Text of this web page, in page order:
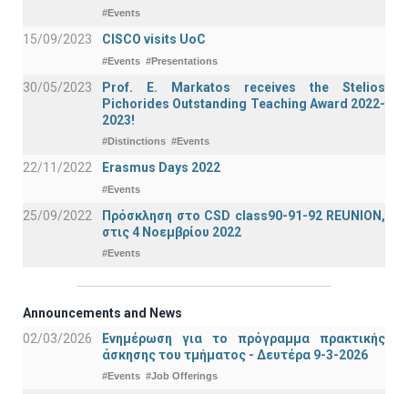
#Events
15/09/2023 CISCO visits UoC
#Events #Presentations
30/05/2023
Prof. E. Markatos receives the Stelios
Pichorides Outstanding Teaching Award 2022-
2023!
#Distinctions #Events
22/11/2022 Erasmus Days 2022
#Events
25/09/2022
Πρόσκληση στο CSD class90-91-92 REUNION,
στις 4 Νοεμβρίου 2022
#Events
Announcements and News
02/03/2026
Ενημέρωση για το πρόγραμμα πρακτικής
άσκησης του τμήματος - Δευτέρα 9-3-2026
#Events #Job Offerings